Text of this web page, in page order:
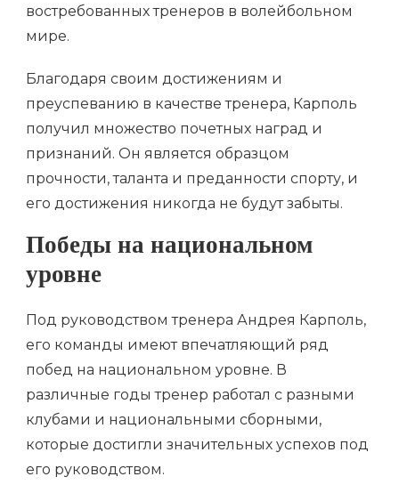
востребованных тренеров в волейбольном
мире.
Благодаря своим достижениям и
преуспеванию в качестве тренера, Карполь
получил множество почетных наград и
признаний. Он является образцом
прочности, таланта и преданности спорту, и
его достижения никогда не будут забыты.
Победы на национальном
уровне
Под руководством тренера Андрея Карполь,
его команды имеют впечатляющий ряд
побед на национальном уровне. В
различные годы тренер работал с разными
клубами и национальными сборными,
которые достигли значительных успехов под
его руководством.